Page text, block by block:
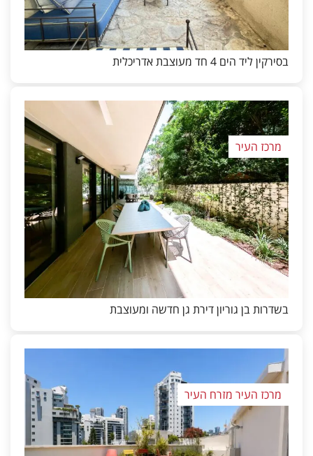
בסירקין ליד הים 4 חד מעוצבת אדריכלית
מרכז העיר
בשדרות בן גוריון דירת גן חדשה ומעוצבת
מרכז העיר מזרח העיר